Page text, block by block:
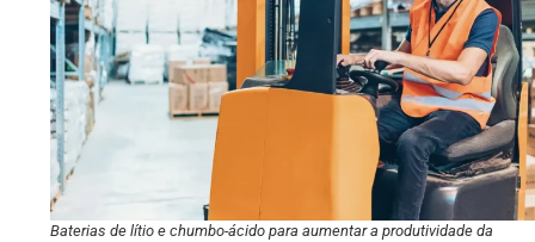
Baterias de lítio e chumbo-ácido para aumentar a produtividade da